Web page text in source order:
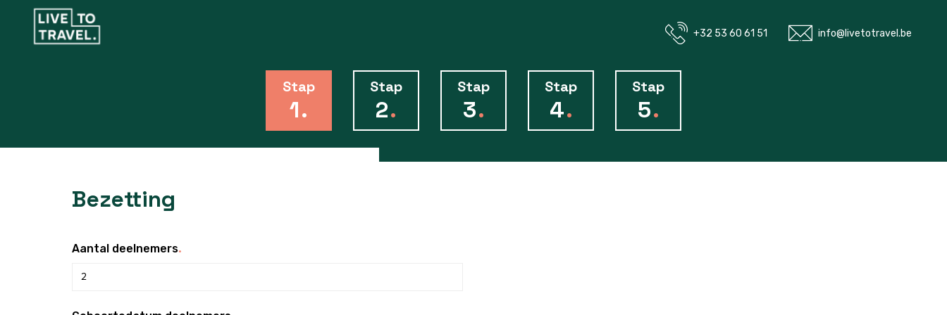
+32 53 60 61 51 info@livetotravel.be
Stap
1.
Stap
2.
Stap
3.
Stap
4.
Stap
5.
Bezetting
Aantal deelnemers.